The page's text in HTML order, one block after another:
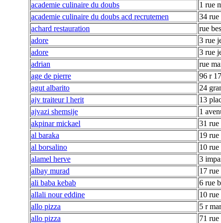
academie culinaire du doubs
1 rue
academie culinaire du doubs acd recrutemen
34
achard restauration
rue
adore
3 rue
adore
3 rue
adrian
rue
age de pierre
96 r
agut albarito
24
ajv traiteur l herit
13
ajvazi shemsije
1
akpinar mickael
31 rue
al baraka
19 rue
al borsalino
10
alamel herve
3
albay murad
17 rue
ali baba kebab
6 rue
allali nour eddine
10
allo pizza
5 r
allo pizza
71